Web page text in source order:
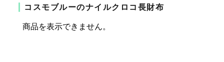
コスモブルーのナイルクロコ長財布